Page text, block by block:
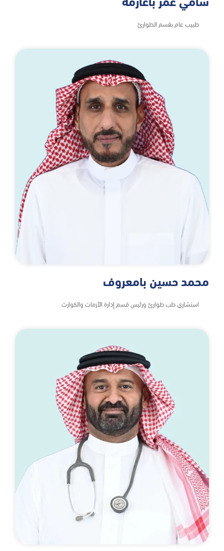
طبيب عام بقسم الطوارئ
محمد حسين بامعروف
استشاري طب طوارئ ورئيس قسم إدارة الأزمات والكوارث